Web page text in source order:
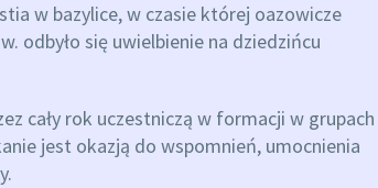
w bazylice, w czasie której oazowicze
odbyło się uwielbienie na dziedzińcu
cały rok uczestniczą w formacji w grupach
jest okazją do wspomnień, umocnienia